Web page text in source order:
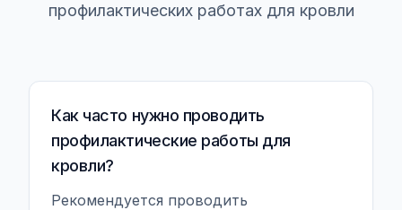
профилактических работах для кровли
Как часто нужно проводить
профилактические работы для
кровли?
Рекомендуется проводить